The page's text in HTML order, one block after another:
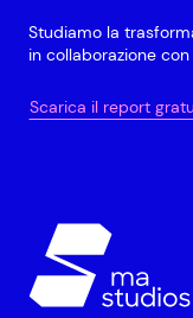
Studiamo la
in collaborazione
Scarica il report